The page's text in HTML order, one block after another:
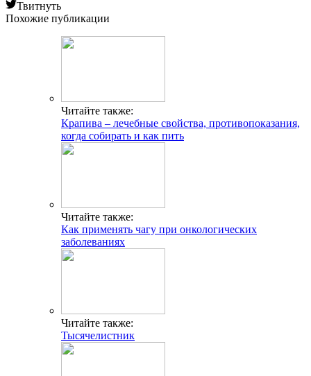
Твитнуть
Похожие публикации
Читайте также:
Крапива – лечебные свойства, противопоказания,
когда собирать и как пить
Читайте также:
Как применять чагу при онкологических
заболеваниях
Читайте также:
Тысячелистник